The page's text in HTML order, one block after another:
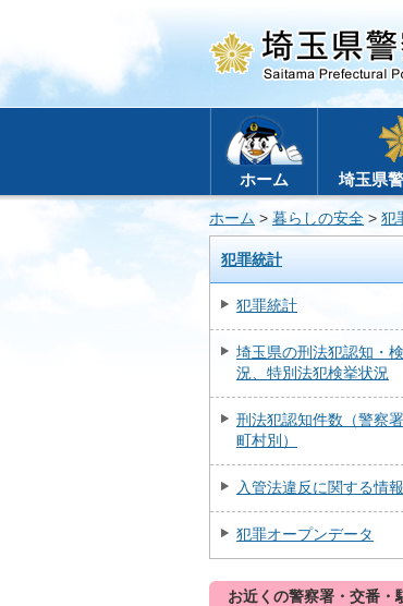
ホーム 埼玉県
ホーム > 暮らしの安全 > 犯
犯罪統計
犯罪統計
埼玉県の刑法犯認知・
況、特別法犯検挙状況
刑法犯認知件数（警察
町村別）
入管法違反に関する情報
犯罪オープンデータ
お近くの警察署・交番・